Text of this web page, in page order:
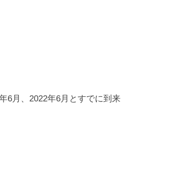
6月、2022年6月とすでに到来